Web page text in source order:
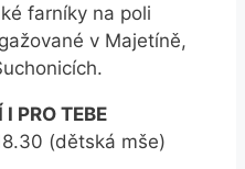
farníky na poli
v Majetíně,
PRO TEBE
(dětská mše)